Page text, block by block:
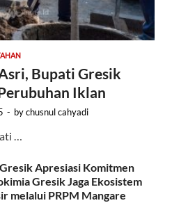
Bupati Gresik
Iklan
- bychusnul cahyadi
…
Apresiasi Komitmen
Gresik Jaga Ekosistem
melalui PRPM Mangare